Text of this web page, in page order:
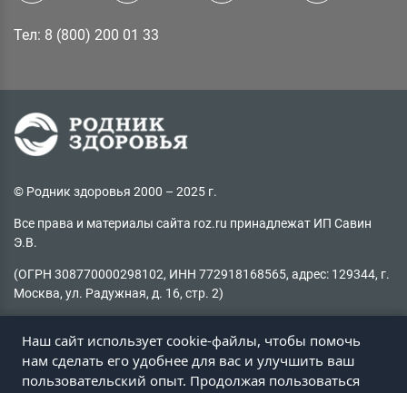
Тел: 8 (800) 200 01 33
© Родник здоровья 2000 – 2025 г.
Все права и материалы сайта roz.ru принадлежат ИП Савин
Э.В.
(ОГРН 308770000298102, ИНН 772918168565, адрес: 129344, г.
Москва, ул. Радужная, д. 16, стр. 2)
запрещено
Не нашли информацию на сайте?
Наш сайт использует cookie-файлы, чтобы помочь
нам сделать его удобнее для вас и улучшить ваш
пользовательский опыт. Продолжая пользоваться